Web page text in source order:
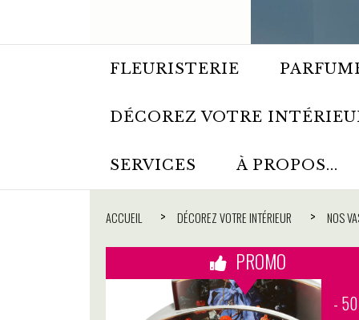
FLEURISTERIE
DÉCOREZ VOTRE
SERVICES À PROPOS...
ACCUEIL DÉCOREZ VOTRE INTÉRIEUR NOS
PROMO
-